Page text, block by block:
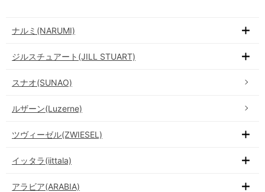
ナルミ(NARUMI)
ジルスチュアート(JILL STUART)
スナオ(SUNAO)
ルザーン(Luzerne)
ツヴィーゼル(ZWIESEL)
イッタラ(iittala)
アラビア(ARABIA)